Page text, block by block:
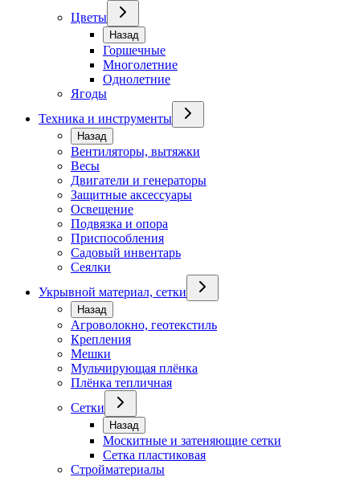
Цветы
Назад
Горшечные
Многолетние
Однолетние
Ягоды
Техника и инструменты
Назад
Вентиляторы, вытяжки
Весы
Двигатели и генераторы
Защитные аксессуары
Освещение
Подвязка и опора
Приспособления
Садовый инвентарь
Сеялки
Укрывной материал, сетки
Назад
Агроволокно, геотекстиль
Крепления
Мешки
Мульчирующая плёнка
Плёнка тепличная
Сетки
Назад
Москитные и затеняющие сетки
Сетка пластиковая
Стройматериалы